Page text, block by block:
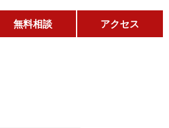
無料相談 アクセス